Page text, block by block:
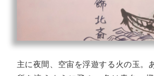
主に夜間、空宙を浮遊する火の玉。